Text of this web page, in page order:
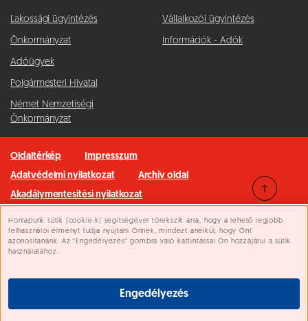
Süti beállítások
Honlapunk sütik (cookie-k) segítségével törekszik arra, hogy a lehető legjobb
felhasználói élményt tudja nyújtani Önnek, mindezt anélkül, hogy Önt
azonosítanánk. Az “Engedélyezés” gombra való kattintással Ön hozzájárul a sütik
használatához.
Engedélyezés
Lakossági ügyintézés
Önkormányzat
Adóügyek
Polgármesteri Hivatal
Német Nemzetiségi
Önkormányzat
Vállalkozói ügyintézés
Információk - Adók
Oldaltérkép
Impresszum
Adatvédelmi nyilatkozat
Archív oldal
Akadálymentesítési nyilatkozat
Minden jog fenntartva © 2026 Pilisvörösvár Város